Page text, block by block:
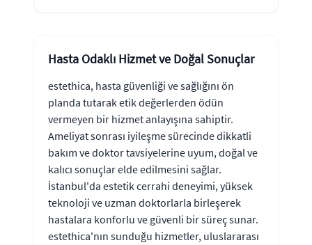
Hasta Odaklı Hizmet ve Doğal Sonuçlar
estethica, hasta güvenliği ve sağlığını ön
planda tutarak etik değerlerden ödün
vermeyen bir hizmet anlayışına sahiptir.
Ameliyat sonrası iyileşme sürecinde dikkatli
bakım ve doktor tavsiyelerine uyum, doğal ve
kalıcı sonuçlar elde edilmesini sağlar.
İstanbul'da estetik cerrahi deneyimi, yüksek
teknoloji ve uzman doktorlarla birleşerek
hastalara konforlu ve güvenli bir süreç sunar.
estethica'nın sunduğu hizmetler, uluslararası